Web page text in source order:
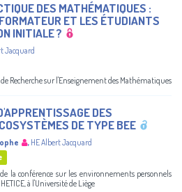
DES MATHÉMATIQUES :
ET LES ÉTUDIANTS
INITIALE ?
Jacquard
Recherche sur l'Enseignement des Mathématiques
DES
DE TYPE BEE
, HE Albert Jacquard
la conférence sur les environnements personnels
à l'Université de Liège